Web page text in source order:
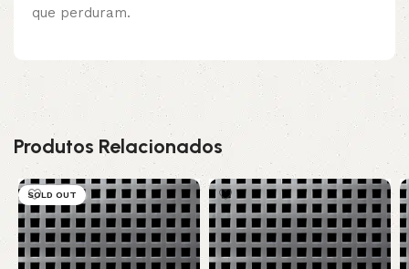
que perduram.
Produtos Relacionados
SOLD OUT